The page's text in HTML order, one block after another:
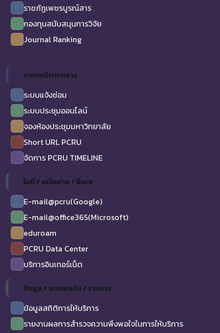
ราชภัฏเพชรบูรณ์สาร
กองทุนสนับสนุนการวิจัย
Journal Ranking
ระบบบริการกลาง
ระบบแจ้งซ่อม
ระบบประชุมออนไลน์
จองห้องประชุมมหาวิทยาลัย
Short URL PCRU
จัดการ PCRU TIMELINE
ไอที / เครือข่าย / อีเมล
E-mail@pcru(Google)
E-mail@office365(Microsoft)
eduroam
PCRU Data Center
บริการอินเทอร์เน็ต
ข้อมูล / แบบฟอร์ม / รายงาน
ข้อมูลสถิติการให้บริการ
รายงานผลการสำรวจความพึงพอใจในการให้บริการ